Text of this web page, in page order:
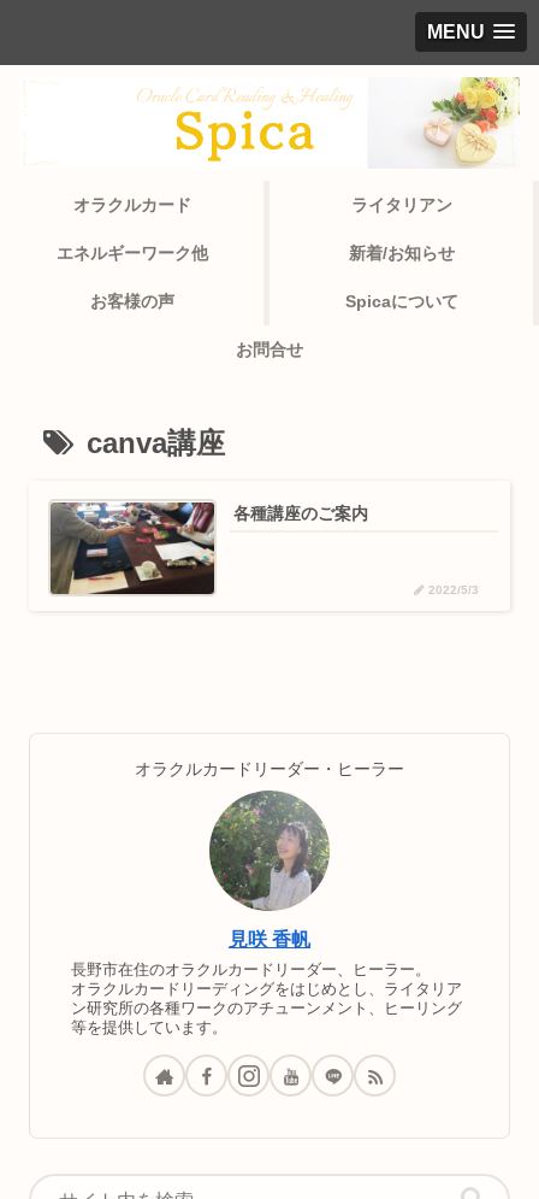
MENU
オラクルカード ライタリアン
エネルギーワーク他 新着/お知らせ
お客様の声 Spicaについて
お問合せ
canva講座
各種講座のご案内
2022/5/3
オラクルカードリーダー・ヒーラー
見咲 香帆
長野市在住のオラクルカードリーダー、ヒーラー。
オラクルカードリーディングをはじめとし、ライタリア
ン研究所の各種ワークのアチューンメント、ヒーリング
等を提供しています。